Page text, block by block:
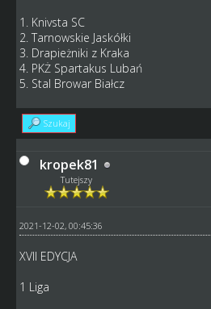
1. Knivsta SC
2. Tarnowskie Jaskółki
3. Drapieżniki z Kraka
4. PKŻ Spartakus Lubań
5. Stal Browar Białcz
Szukaj
kropek81
Tutejszy
2021-12-02, 00:45:36
XVII EDYCJA
1 Liga